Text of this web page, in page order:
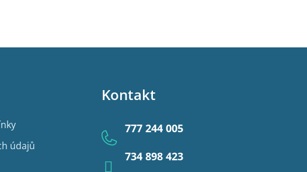
údajů
Kontakt
777 244 005
734 898 423